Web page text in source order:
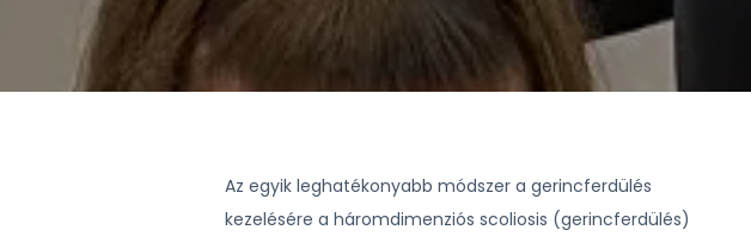
Az egyik leghatékonyabb módszer a gerincferdülés
kezelésére a háromdimenziós scoliosis (gerincferdülés)